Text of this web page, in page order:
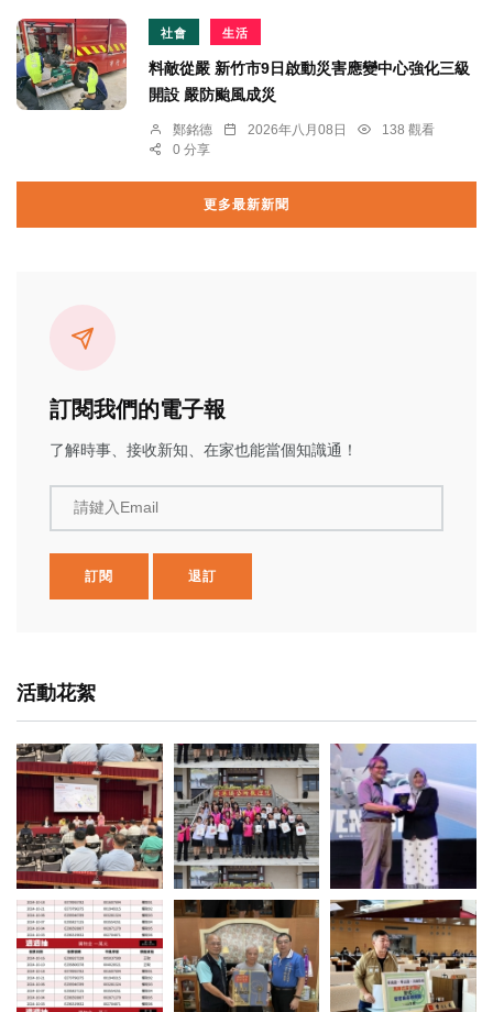
社會 生活
料敵從嚴 新竹市9日啟動災害應變中心強化三級
開設 嚴防颱風成災
鄭銘德 2026年八月08日
138 觀看
0 分享
更多最新新聞
訂閱我們的電子報
了解時事、接收新知、在家也能當個知識通！
請鍵入Email
訂閱 退訂
活動花絮